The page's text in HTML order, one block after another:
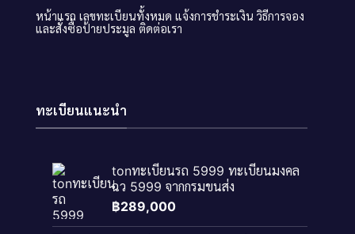
หน้าแรก เลขทะเบียนทั้งหมด แจ้งการชำระเงิน วิธีการจอง
และสั่งซื้อป้ายประมูล ติดต่อเรา
ทะเบียนแนะนำ
tonทะเบียนรถ 5999 ทะเบียนมงคล
ฉว 5999 จากกรมขนส่ง
฿289,000